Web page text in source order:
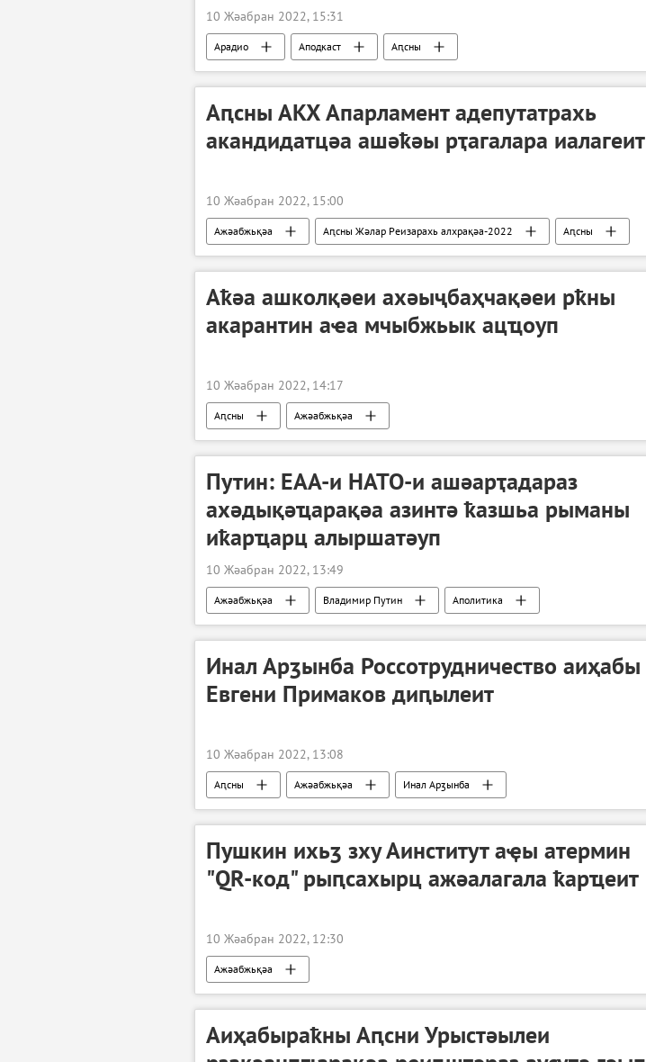
10 Жәабран 2022, 15:31
Арадио Аподкаст Аԥсны
Аԥсны АКХ Апарламент адепутатрахь
акандидатцәа ашәҟәы рҭагалара иалагеит
10 Жәабран 2022, 15:00
Ажәабжьқәа Аԥсны Жәлар Реизарахь алхрақәа-2022 Аԥсны
Аҟәа ашколқәеи ахәыҷбаҳчақәеи рҟны
акарантин аҽа мчыбжьык ацҵоуп
10 Жәабран 2022, 14:17
Аԥсны Ажәабжьқәа
Путин: ЕАА-и НАТО-и ашәарҭадараз
ахәдықәҵарақәа азинтә ҟазшьа рыманы
иҟарҵарц алыршатәуп
10 Жәабран 2022, 13:49
Ажәабжьқәа Владимир Путин Аполитика
Инал Арӡынба Россотрудничество аиҳабы
Евгени Примаков диԥылеит
10 Жәабран 2022, 13:08
Аԥсны Ажәабжьқәа Инал Арӡынба
Пушкин ихьӡ зху Аинститут аҿы атермин
"QR-код" рыԥсахырц ажәалагала ҟарҵеит
10 Жәабран 2022, 12:30
Ажәабжьқәа
Аиҳабыраҟны Аԥсни Урыстәылеи